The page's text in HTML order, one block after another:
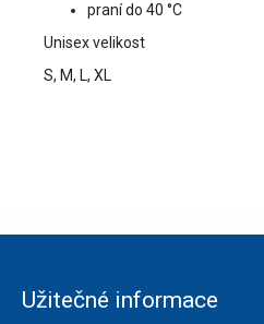
praní do 40 °C
Unisex velikost
S, M, L, XL
Užitečné informace